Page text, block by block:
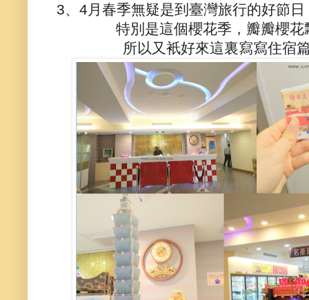
3、4月春季無疑是到臺灣旅行的好節
特別是這個櫻花季，瓣瓣櫻
所以又衹好來這裏寫寫住宿